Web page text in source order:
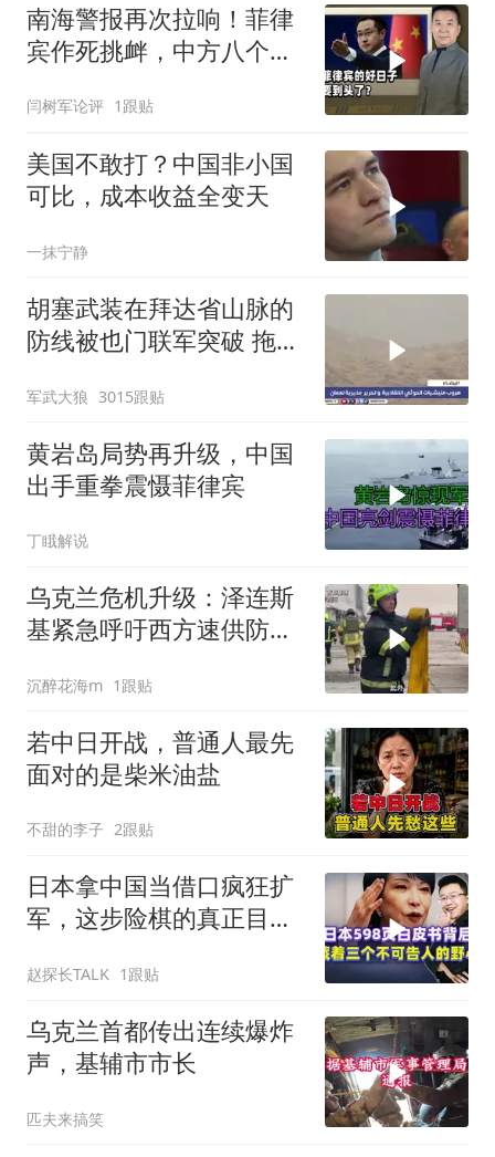
南海警报再次拉响！菲律
宾作死挑衅，中方八个字
闫树军论评 1跟贴
美国不敢打？中国非小国
可比，成本收益全变天
一抹宁静
胡塞武装在拜达省山脉的
防线被也门联军突破 拖鞋
军武大狼 3015跟贴
黄岩岛局势再升级，中国
出手重拳震慑菲律宾
丁睋解说
乌克兰危机升级：泽连斯
基紧急呼吁西方速供防空
沉醉花海m 1跟贴
若中日开战，普通人最先
面对的是柴米油盐
不甜的李子 2跟贴
日本拿中国当借口疯狂扩
军，这步险棋的真正目
赵探长TALK 1跟贴
乌克兰首都传出连续爆炸
声，基辅市市长
匹夫来搞笑